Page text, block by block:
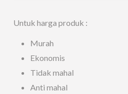
Untuk harga produk :
Murah
Ekonomis
Tidak mahal
Anti mahal